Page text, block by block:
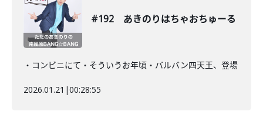
#192 あきのりはちゃおちゅーる
・コンビニにて・そういうお年頃・バルバン四天王、登場
2026.01.21 |00:28:55